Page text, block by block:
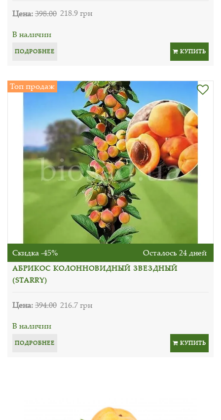
Цена:398.00 218.9 грн
В наличии
ПОДРОБНЕЕ КУПИТЬ
Топ продаж
Скидка -45% Осталось 24 дней
АБРИКОС КОЛОННОВИДНЫЙ ЗВЕЗДНЫЙ
(STARRY)
Цена:394.00 216.7 грн
В наличии
ПОДРОБНЕЕ КУПИТЬ